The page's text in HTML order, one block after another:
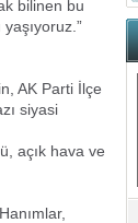
bilinen bu
AK Parti İlçe
siyasi
açık hava ve